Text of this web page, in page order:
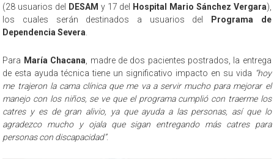
(28 usuarios del
DESAM y 17 del Hospital Mario Sánchez Vergara),
los cuales serán destinados a usuarios del
Programa de
Dependencia Severa.
Para María Chacana, madre de dos pacientes postrados, la entrega
de esta ayuda técnica tiene un significativo impacto en su vida “hoy
me trajeron la cama clínica que me va a servir mucho para mejorar el
manejo con los niños, se ve que el programa cumplió con traerme los
catres y es de gran alivio, ya que ayuda a las personas, así que lo
agradezco mucho y ojala que sigan entregando más catres para
personas con discapacidad”.